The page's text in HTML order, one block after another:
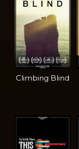
Climbing Blind